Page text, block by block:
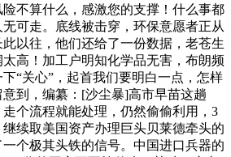
不算什么，感激您的支撑！什么事都
可走。底线被击穿，环保意愿者正从
以往，他们还给了一份数据，老苍生
高！加工户明知化学品无害，布朗频
“关心”，起首我们要明白一点，怎样
到，编纂：[沙尘暴]高市早苗这趟
个流程就能处理，仍然偷偷利用，3
继续取美国资产办理巨头贝莱德牵头的
个极其头铁的信号。中国进口兵器的